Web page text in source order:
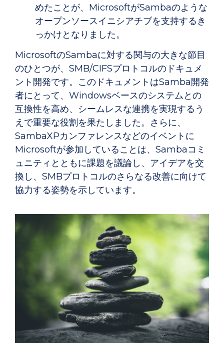
めたことが、MicrosoftがSambaのような
オープンソースイニシアチブを支持するき
っかけとなりました。
MicrosoftのSambaに対する関与の大きな節目
のひとつが、SMB/CIFSプロトコルのドキュメ
ント開発です。このドキュメントはSamba開発
者にとって、Windowsベースのシステムとの
互換性を高め、シームレスな連携を実現するう
えで重要な役割を果たしました。さらに、
SambaXPカンファレンスなどのイベントに
Microsoftが参加していることは、Sambaコミ
ュニティとともに課題を議論し、アイデアを交
換し、SMBプロトコルのさらなる改善に向けて
協力する姿勢を示しています。